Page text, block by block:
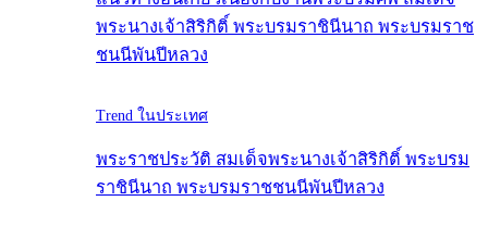
พระนางเจ้าสิริกิติ์ พระบรมราชินีนาถ พระบรมราช
ชนนีพันปีหลวง
Trend ในประเทศ
พระราชประวัติ สมเด็จพระนางเจ้าสิริกิติ์ พระบรม
ราชินีนาถ พระบรมราชชนนีพันปีหลวง